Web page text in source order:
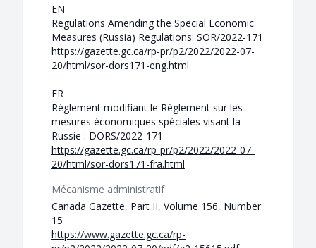
EN
Regulations Amending the Special Economic
Measures (Russia) Regulations: SOR/2022-171
https://gazette.gc.ca/rp-pr/p2/2022/2022-07-
20/html/sor-dors171-eng.html
FR
Règlement modifiant le Règlement sur les
mesures économiques spéciales visant la
Russie : DORS/2022-171
https://gazette.gc.ca/rp-pr/p2/2022/2022-07-
20/html/sor-dors171-fra.html
Mécanisme administratif
Canada Gazette, Part II, Volume 156, Number
15
https://www.gazette.gc.ca/rp-